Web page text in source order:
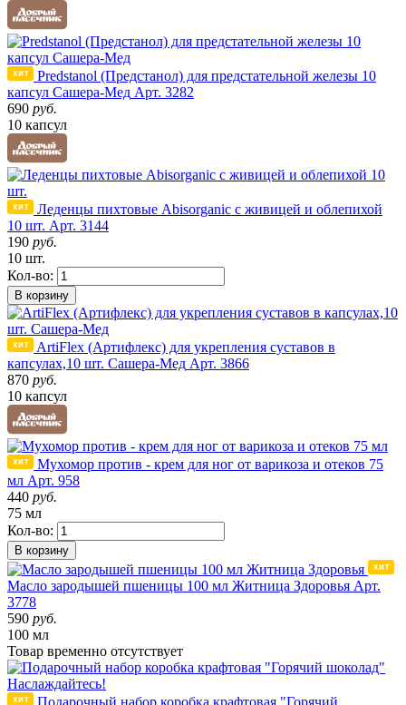
Predstanol (Предстанол) для предстательной железы 10
капсул Сашера-Мед Арт. 3282
690 руб.
10 капсул
Леденцы пихтовые Abisorganic с живицей и облепихой
10 шт. Арт. 3144
190 руб.
10 шт.
Кол-во:
В корзину
ArtiFlex (Артифлекс) для укрепления суставов в
капсулах,10 шт. Сашера-Мед Арт. 3866
870 руб.
10 капсул
Мухомор против - крем для ног от варикоза и отеков 75
мл Арт. 958
440 руб.
75 мл
Кол-во:
В корзину
Масло зародышей пшеницы 100 мл Житница Здоровья Арт.
3778
590 руб.
100 мл
Товар временно отсутствует
Подарочный набор коробка крафтовая "Горячий